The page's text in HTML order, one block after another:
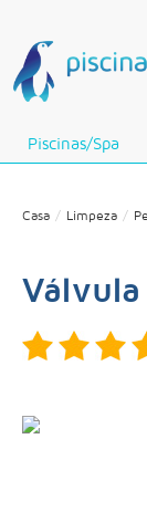
Piscinas/Spa
Casa Limpeza